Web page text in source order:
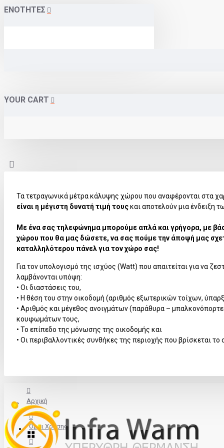
ΕΝΟΤΗΤΕΣ
YOUR CART
Τα τετραγωνικά μέτρα κάλυψης χώρου που αναφέρονται στα
είναι η μέγιστη δυνατή τιμή τουςκαι αποτελούν μια ένδειξη
Με ένα σας τηλεφώνημα μπορούμε απλά και γρήγορα, με
χώρου που θα μας δώσετε, να σας πούμε την άποψή μας
καταλληλότερου πάνελ για τον χώρο σας!
Για τον υπολογισμό της ισχύος (Watt) που απαιτείται για να
λαμβάνονται υπόψη:
• Οι διαστάσεις του,
• Η θέση του στην οικοδομή (αριθμός εξωτερικών τοίχων,
• Αριθμός και μέγεθος ανοιγμάτων (παράθυρα –
κουφωμάτων τους,
• Το επίπεδο της μόνωσης της οικοδομής και
• Οι περιβαλλοντικές συνθήκες της περιοχής που βρίσκεται το
Αρχική
Όροι Χρήσης